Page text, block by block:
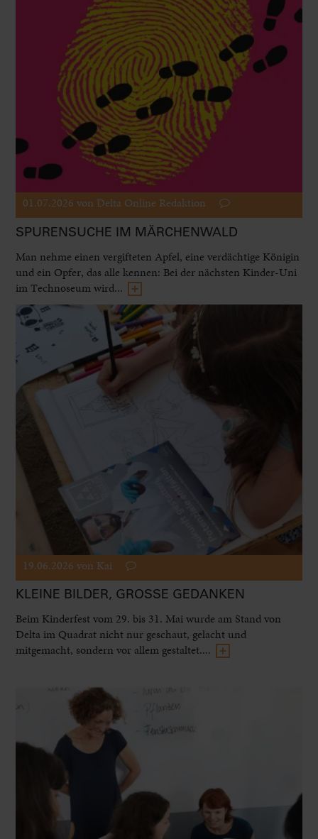
01.07.2026 von Delta Online Redaktion
SPURENSUCHE IM MÄRCHENWALD
Man nehme einen vergifteten Apfel, eine verdächtige Königin
und ein Opfer, das alle kennen: Bei der nächsten Kinder-Uni
im Technoseum wird...
19.06.2026 von Kai
KLEINE BILDER, GROSSE GEDANKEN
Beim Kinderfest vom 29. bis 31. Mai wurde am Stand von
Delta im Quadrat nicht nur geschaut, gelacht und
mitgemacht, sondern vor allem gestaltet....